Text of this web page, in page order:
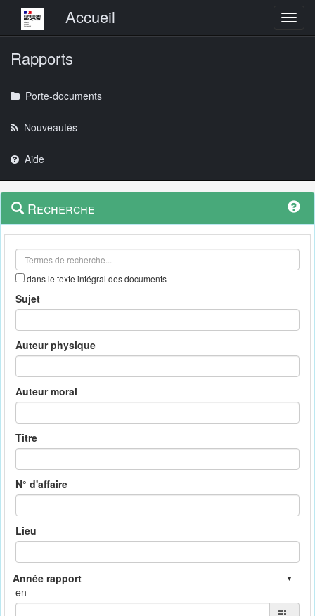
Menu principalAccueil
Rapports
Porte-documents
Nouveautés
Aide
Navigation
outils
Menu
contextuel
Recherche
dans le texte intégral des documents
Sujet
Auteur physique
Auteur moral
Titre
N° d'affaire
Lieu
en